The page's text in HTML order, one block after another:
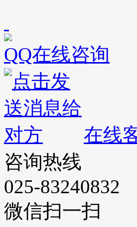
QQ在线咨询
在线
咨询热线
025-83240832
微信扫一扫